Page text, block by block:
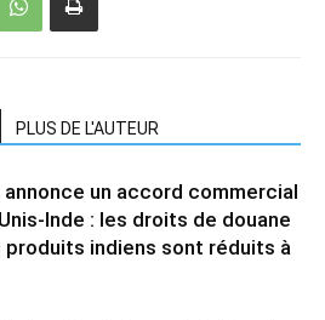
PLUS DE L'AUTEUR
annonce un accord commercial
Inde : les droits de douane
produits indiens sont réduits à